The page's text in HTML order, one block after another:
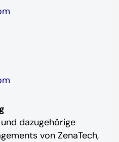
dazugehörige
von ZenaTech,